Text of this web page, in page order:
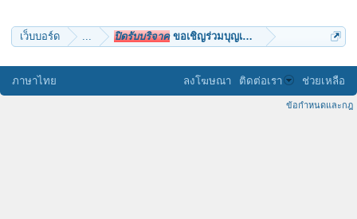
เว็บบอร์ด ... ปิดรับบริจาคขอเชิญร่วมบุญเป็นเจ้าภาพค่าไฟวัดเนินส
ภาษาไทย ลงโฆษณา ติดต่อเรา ช่วยเหลือ
ข้อกำหนดและกฎ